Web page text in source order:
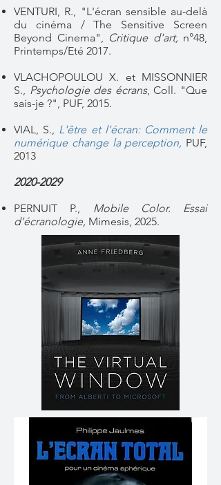
VENTURI, R., "L'écran sensible au-delà
du cinéma / The Sensitive Screen
Beyond Cinema", Critique d'art, n°48,
Printemps/Eté 2017.
VLACHOPOULOU X. et MISSONNIER
S., Psychologie des écrans, Coll. "Que
sais-je ?", PUF, 2015.
VIAL, S., L'être et l'écran: Comment le
numérique change la perception, PUF,
2013
2020-2029
PERNUIT P., Mobile Color. Essai
d'écranologie, Mimesis, 2025.